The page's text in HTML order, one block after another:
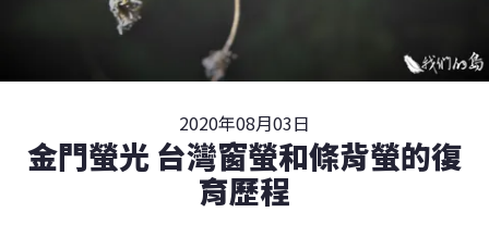
2020年08月03日
金門螢光 台灣窗螢和條背螢的復
育歷程